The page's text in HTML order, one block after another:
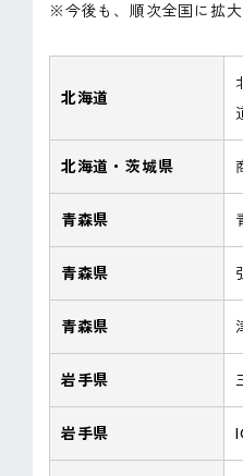
※今後も、順次全国に拡
北海道
北海道・茨城県
青森県
青森県
青森県
岩手県
岩手県